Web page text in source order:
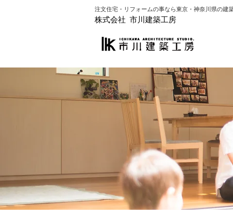
注文住宅・リフォームの事なら​東京・神奈川県の建
株式会社 市川建築工房